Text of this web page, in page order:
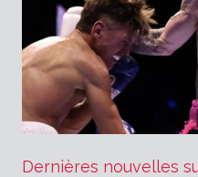
Dernières nouvelles